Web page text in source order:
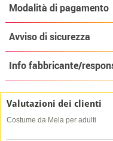
Modalità di pagamento
Avviso di sicurezza
Info fabbricante/
Valutazioni dei clienti
Costume da Mela per adulti